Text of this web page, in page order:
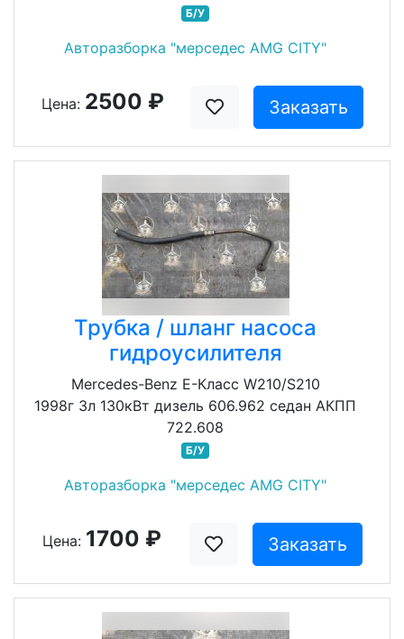
Б/У
Авторазборка "мерседес AMG CITY"
Цена: 2500 ₽ Заказать
Трубка / шланг насоса
гидроусилителя
Mercedes-Benz E-Класс W210/S210
1998г 3л 130кВт дизель 606.962 седан АКПП
722.608
Б/У
Авторазборка "мерседес AMG CITY"
Цена: 1700 ₽ Заказать